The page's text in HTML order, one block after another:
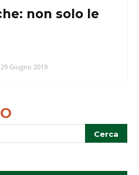
non solo le
29 Giugno 2019